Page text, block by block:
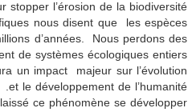
l’érosion de la biodiversité.
nous disent que les espèces
d’années. Nous perdons des
de systèmes écologiques entiers.
un impact majeur sur l’évolution
et le développement de l’humanité.
ce phénomène se développer.